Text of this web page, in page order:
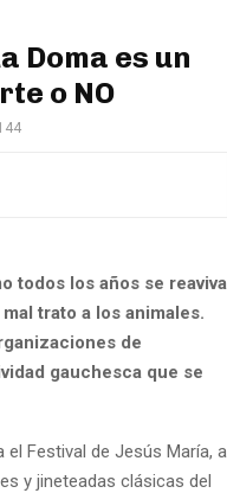
Doma es un
o NO
todos los años se reaviva
trato a los animales.
de
gauchesca que se
Festival de Jesús María, a
y jineteadas clásicas del